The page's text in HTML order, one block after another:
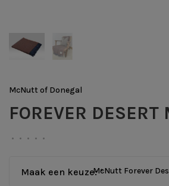
McNutt of Donegal
FOREVER DESERT
• • • • •
Maak een keuze:*
McNutt Forever